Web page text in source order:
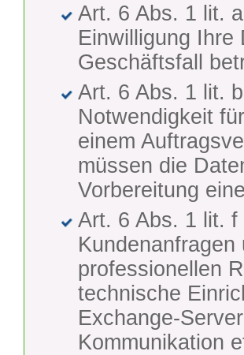
Art. 6 Abs. 1 lit.
Einwilligung Ihre
Geschäftsfall
Art. 6 Abs. 1 lit.
Notwendigkeit
einem
müssen die
Vorbereitung
Art. 6 Abs. 1 lit.
professionellen
technische
Exchange-
Kommunikation